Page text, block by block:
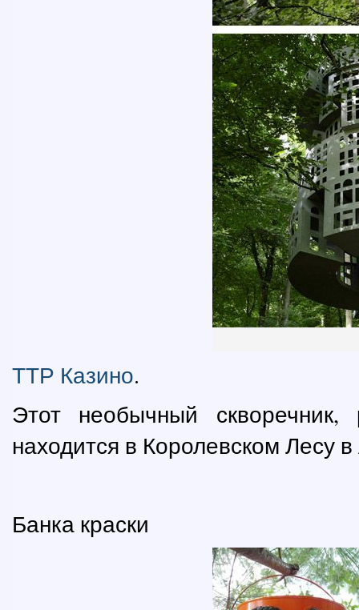
ТТР Казино.
Этот необычный
находится в Королевском Лесу
Банка краски